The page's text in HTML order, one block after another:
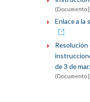
(Documento
Enlace a la
Resolución
de 3 de
(Documento